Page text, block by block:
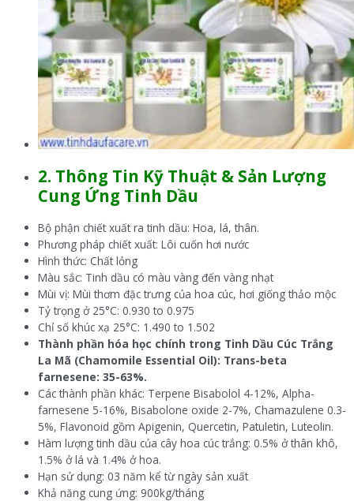
2. Thông Tin Kỹ Thuật & Sản Lượng
Cung Ứng Tinh Dầu
Bộ phận chiết xuất ra tinh dầu: Hoa, lá, thân.
Phương pháp chiết xuất: Lôi cuốn hơi nước
Hình thức: Chất lỏng
Màu sắc: Tinh dầu có màu vàng đến vàng nhạt
Mùi vị: Mùi thơm đặc trưng của hoa cúc, hơi giống thảo mộc
Tỷ trọng ở 25°C: 0.930 to 0.975
Chỉ số khúc xạ 25°C: 1.490 to 1.502
Thành phần hóa học chính trong Tinh Dầu Cúc Trắng
La Mã (Chamomile Essential Oil): Trans-beta
farnesene: 35-63%.
Các thành phần khác: Terpene Bisabolol 4-12%, Alpha-
farnesene 5-16%, Bisabolone oxide 2-7%, Chamazulene 0.3-
5%, Flavonoid gồm Apigenin, Quercetin, Patuletin, Luteolin.
Hàm lượng tinh dầu của cây hoa cúc trắng: 0.5% ở thân khô,
1.5% ở lá và 1.4% ở hoa.
Hạn sử dụng: 03 năm kể từ ngày sản xuất
Khả năng cung ứng: 900kg/tháng